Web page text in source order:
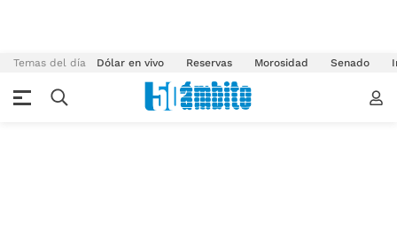
Temas del día Dólar en vivo Reservas Morosidad Senado